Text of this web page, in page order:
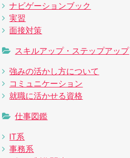
ナビゲーションブック
実習
面接対策
スキルアップ・ステップアップ
強みの活かし方について
コミュニケーション
就職に活かせる資格
仕事図鑑
IT系
事務系